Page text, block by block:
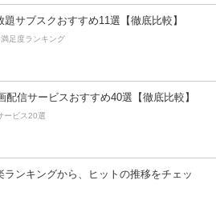
題サブスクおすすめ11選【徹底比較】
足度ランキング
配信サービスおすすめ40選【徹底比較】
ービス20選
ランキングから、ヒットの推移をチェッ